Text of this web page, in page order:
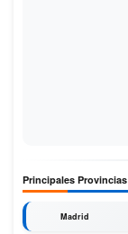
Principales Provincias
Madrid